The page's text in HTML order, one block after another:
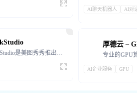
AI聊天机器人 AI对
WinkStudio是美图秀秀推出的高清画质修复神器，提供专业的视频美化能力，实现优质的人像处理。同
厚德云 –
AI企业服务 GPU